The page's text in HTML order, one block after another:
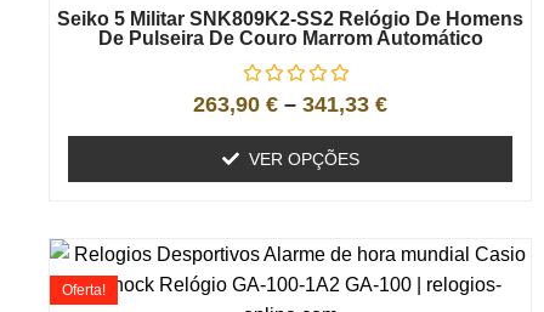
Seiko 5 Militar SNK809K2-SS2 Relógio De Homens
De Pulseira De Couro Marrom Automático
263,90 € – 341,33 €
VER OPÇÕES
Oferta!